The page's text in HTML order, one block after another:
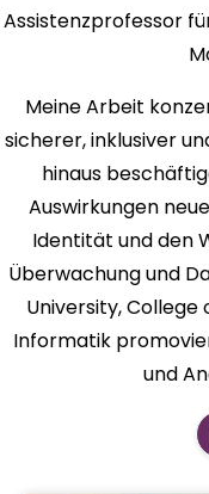
Assistenzprofessor
Meine Arbeit
sicherer, inklusiver
hinaus
Auswirkungen
Identität und den
Überwachung und
University,
Informatik
und